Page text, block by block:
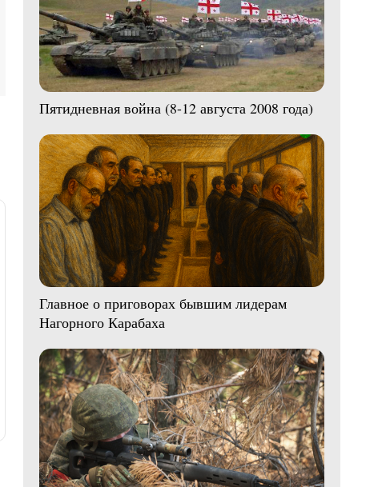
Пятидневная война (8-12 августа 2008 года)
Главное о приговорах бывшим лидерам
Нагорного Карабаха